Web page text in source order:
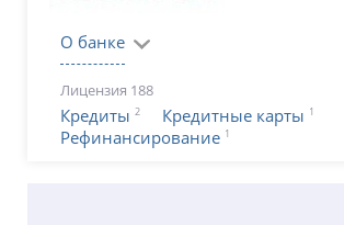
О банке
Лицензия 188
Кредиты 2 Кредитные карты 1
Рефинансирование 1